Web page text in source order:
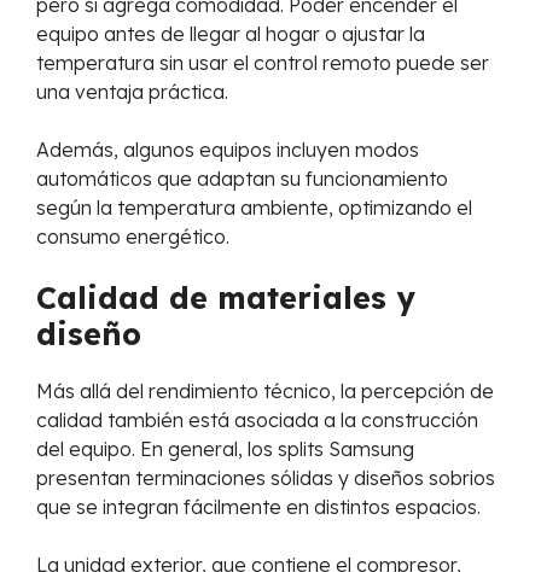
equipo antes de llegar al hogar o ajustar la
temperatura sin usar el control remoto puede ser
una ventaja práctica.
Además, algunos equipos incluyen modos
automáticos que adaptan su funcionamiento
según la temperatura ambiente, optimizando el
consumo energético.
Calidad de materiales y
diseño
Más allá del rendimiento técnico, la percepción de
calidad también está asociada a la construcción
del equipo. En general, los splits Samsung
presentan terminaciones sólidas y diseños sobrios
que se integran fácilmente en distintos espacios.
La unidad exterior, que contiene el compresor,